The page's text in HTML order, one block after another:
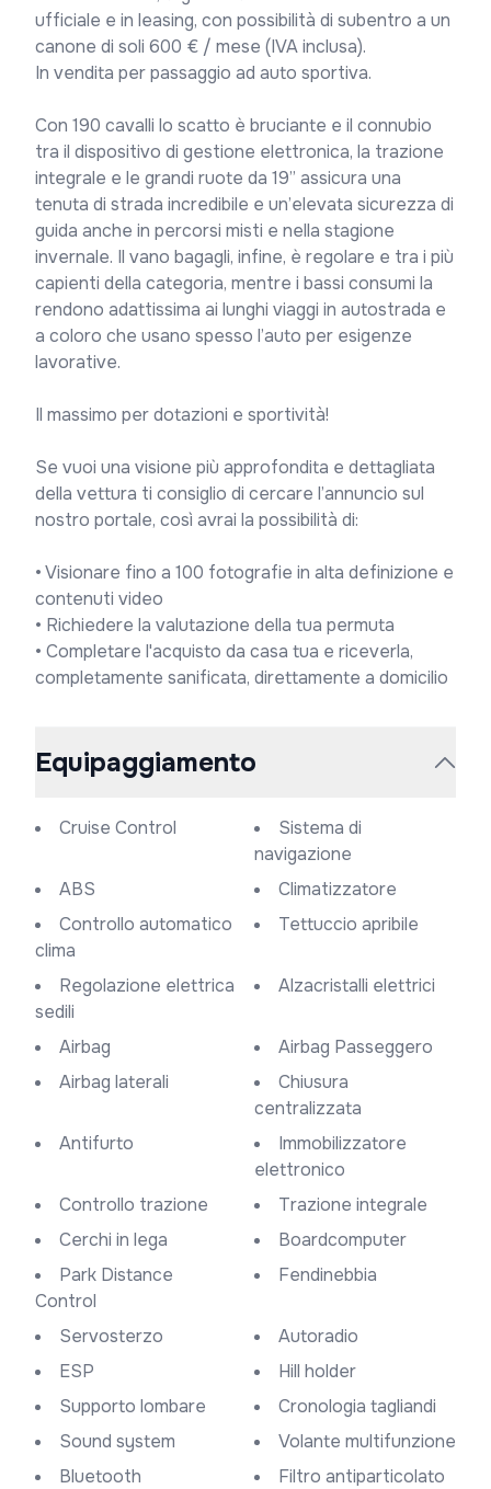
ufficiale e in leasing, con possibilità di subentro a un
canone di soli 600 € / mese (IVA inclusa).
In vendita per passaggio ad auto sportiva.
Con 190 cavalli lo scatto è bruciante e il connubio
tra il dispositivo di gestione elettronica, la trazione
integrale e le grandi ruote da 19” assicura una
tenuta di strada incredibile e un’elevata sicurezza di
guida anche in percorsi misti e nella stagione
invernale. Il vano bagagli, infine, è regolare e tra i più
capienti della categoria, mentre i bassi consumi la
rendono adattissima ai lunghi viaggi in autostrada e
a coloro che usano spesso l’auto per esigenze
lavorative.
Il massimo per dotazioni e sportività!
Se vuoi una visione più approfondita e dettagliata
della vettura ti consiglio di cercare l’annuncio sul
nostro portale, così avrai la possibilità di:
• Visionare fino a 100 fotografie in alta definizione e
contenuti video
• Richiedere la valutazione della tua permuta
• Completare l'acquisto da casa tua e riceverla,
completamente sanificata, direttamente a domicilio
Equipaggiamento
Cruise Control
Sistema di
navigazione
ABS
Climatizzatore
Controllo automatico
clima
Tettuccio apribile
Regolazione elettrica
sedili
Alzacristalli elettrici
Airbag
Airbag Passeggero
Airbag laterali
Chiusura
centralizzata
Antifurto
Immobilizzatore
elettronico
Controllo trazione
Trazione integrale
Cerchi in lega
Boardcomputer
Park Distance
Control
Fendinebbia
Servosterzo
Autoradio
ESP
Hill holder
Supporto lombare
Cronologia tagliandi
Sound system
Volante multifunzione
Bluetooth
Filtro antiparticolato